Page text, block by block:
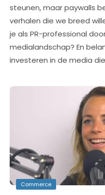
steunen, maar paywalls
verhalen die we breed
je als PR-professional
medialandschap? En
investeren in de media
Commerce